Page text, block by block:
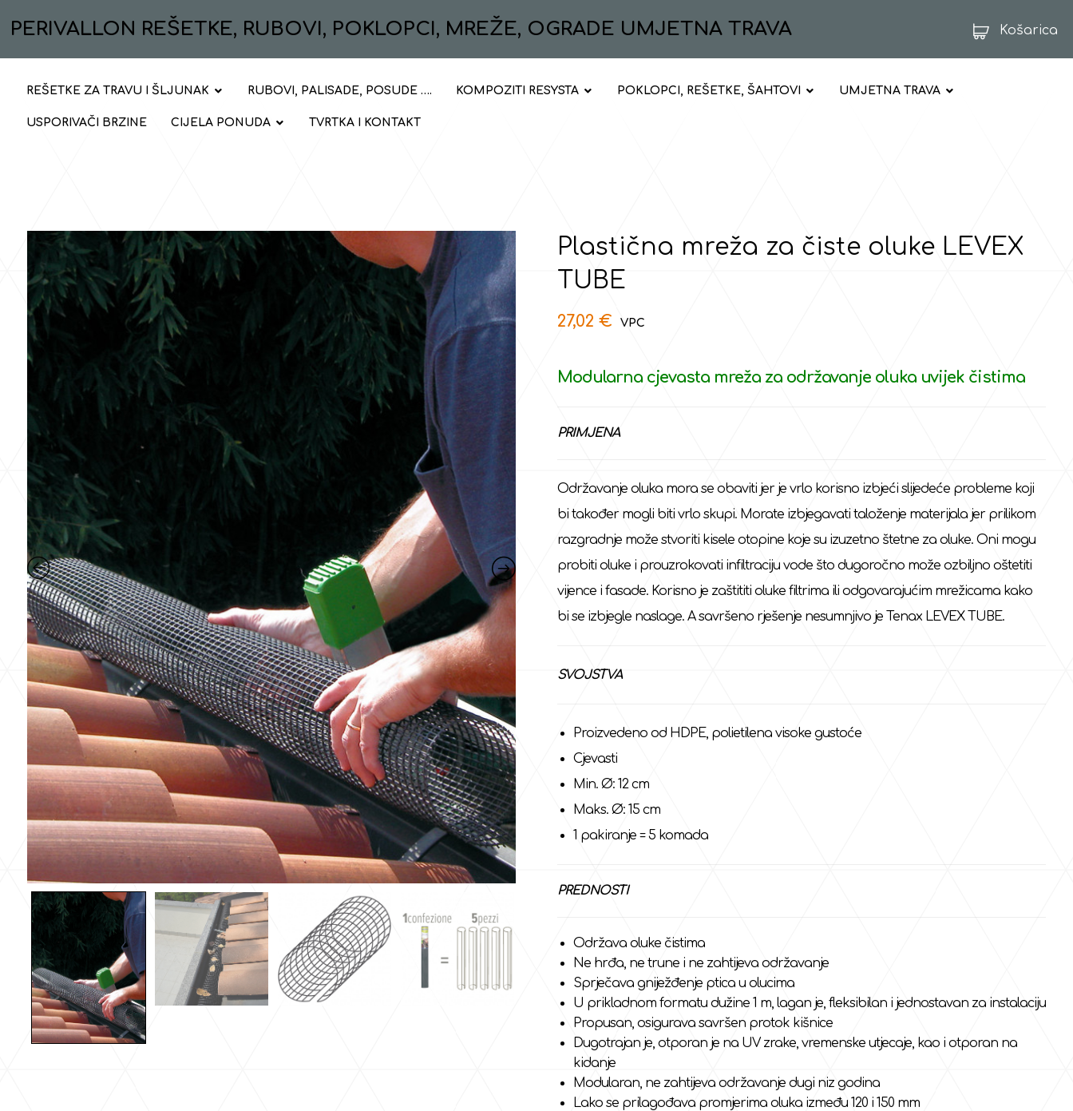
PERIVALLON REŠETKE, RUBOVI, POKLOPCI, MREŽE, OGRADE UMJETNA TRAVA Košarica
REŠETKE ZA TRAVU I ŠLJUNAK RUBOVI, PALISADE, POSUDE …. KOMPOZITI RESYSTA POKLOPCI, REŠETKE, ŠAHTOVI UMJETNA TRAVA
USPORIVAČI BRZINE CIJELA PONUDA TVRTKA I KONTAKT
Plastična mreža za čiste oluke LEVEX
TUBE
27,02 €
Modularna cjevasta mreža za održavanje oluka uvijek čistima
PRIMJENA
Održavanje oluka mora se obaviti jer je vrlo korisno izbjeći slijedeće probleme koji
bi također mogli biti vrlo skupi. Morate izbjegavati taloženje materijala jer prilikom
razgradnje može stvoriti kisele otopine koje su izuzetno štetne za oluke. Oni mogu
probiti oluke i prouzrokovati infiltraciju vode što dugoročno može ozbiljno oštetiti
vijence i fasade. Korisno je zaštititi oluke filtrima ili odgovarajućim mrežicama kako
bi se izbjegle naslage. A savršeno rješenje nesumnjivo je Tenax LEVEX TUBE.
SVOJSTVA
Proizvedeno od HDPE, polietilena visoke gustoće
Cjevasti
Min. Ø: 12 cm
Maks. Ø: 15 cm
1 pakiranje = 5 komada
PREDNOSTI
Održava oluke čistima
Ne hrđa, ne trune i ne zahtijeva održavanje
Sprječava gniježđenje ptica u olucima
U prikladnom formatu dužine 1 m, lagan je, fleksibilan i jednostavan za instalaciju
Propusan, osigurava savršen protok kišnice
Dugotrajan je, otporan je na UV zrake, vremenske utjecaje, kao i otporan na
kidanje
Modularan, ne zahtijeva održavanje dugi niz godina
Lako se prilagođava promjerima oluka između 120 i 150 mm